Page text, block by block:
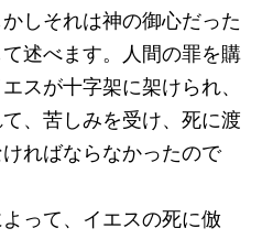
しそれは神の御心だった
述べます。人間の罪を購
スが十字架に架けられ、
、苦しみを受け、死に渡
ればならなかったので
って、イエスの死に倣